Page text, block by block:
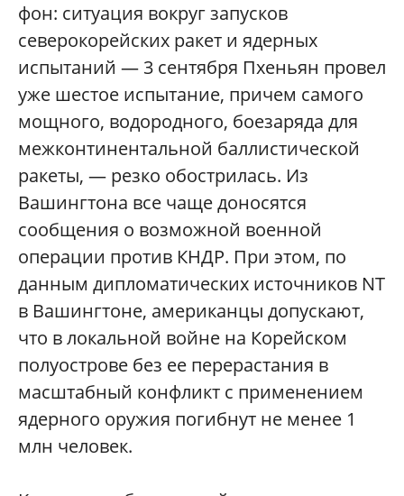
фон: ситуация вокруг запусков
северокорейских ракет и ядерных
испытаний — 3 сентября Пхеньян провел
уже шестое испытание, причем самого
мощного, водородного, боезаряда для
межконтинентальной баллистической
ракеты, — резко обострилась. Из
Вашингтона все чаще доносятся
сообщения о возможной военной
операции против КНДР. При этом, по
данным дипломатических источников NT
в Вашингтоне, американцы допускают,
что в локальной войне на Корейском
полуострове без ее перерастания в
масштабный конфликт с применением
ядерного оружия погибнут не менее 1
млн человек.